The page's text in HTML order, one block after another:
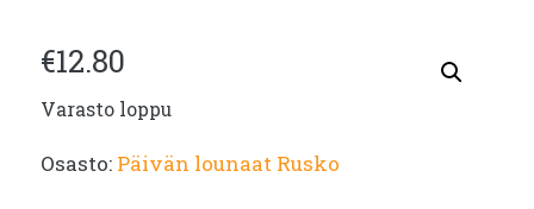
€12.80
Varasto loppu
Osasto: Päivän lounaat Rusko